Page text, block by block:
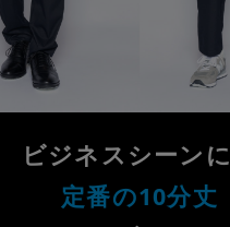
ビジネスシーンに
定番の10分丈